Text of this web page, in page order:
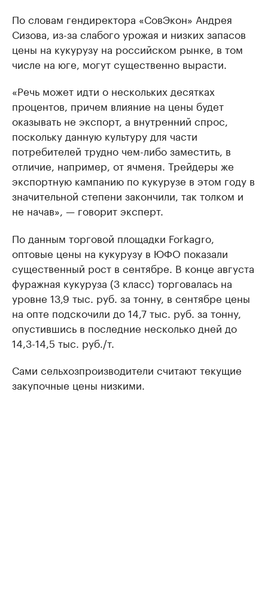
По словам гендиректора «СовЭкон» Андрея
Сизова, из-за слабого урожая и низких запасов
цены на кукурузу на российском рынке, в том
числе на юге, могут существенно вырасти.
«Речь может идти о нескольких десятках
процентов, причем влияние на цены будет
оказывать не экспорт, а внутренний спрос,
поскольку данную культуру для части
потребителей трудно чем-либо заместить, в
отличие, например, от ячменя. Трейдеры же
экспортную кампанию по кукурузе в этом году в
значительной степени закончили, так толком и
не начав», — говорит эксперт.
По данным торговой площадки Forkagro,
оптовые цены на кукурузу в ЮФО показали
существенный рост в сентябре. В конце августа
фуражная кукуруза (3 класс) торговалась на
уровне 13,9 тыс. руб. за тонну, в сентябре цены
на опте подскочили до 14,7 тыс. руб. за тонну,
опустившись в последние несколько дней до
14,3-14,5 тыс. руб./т.
Сами сельхозпроизводители считают текущие
закупочные цены низкими.